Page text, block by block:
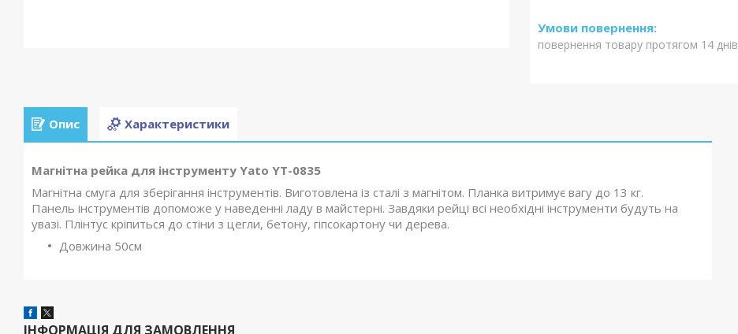
повернення товару протягом 14 днів
Опис Характеристики
Магнітна рейка для інструменту Yato YT-0835
Магнітна смуга для зберігання інструментів. Виготовлена із сталі з магнітом. Планка витримує вагу до 13 кг.
Панель інструментів допоможе у наведенні ладу в майстерні. Завдяки рейці всі необхідні інструменти будуть на
увазі. Плінтус кріпиться до стіни з цегли, бетону, гіпсокартону чи дерева.
Довжина 50см
ІНФОРМАЦІЯ ДЛЯ ЗАМОВЛЕННЯ